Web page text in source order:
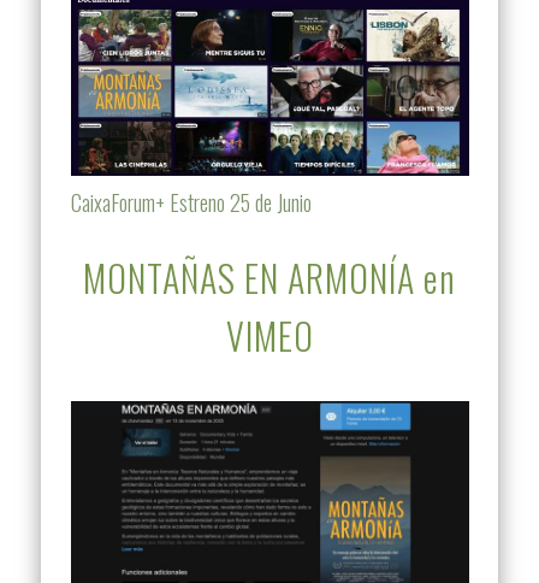
CaixaForum+ Estreno 25 de Junio
MONTAÑAS EN ARMONÍA en
VIMEO